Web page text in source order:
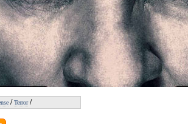
/Terror/